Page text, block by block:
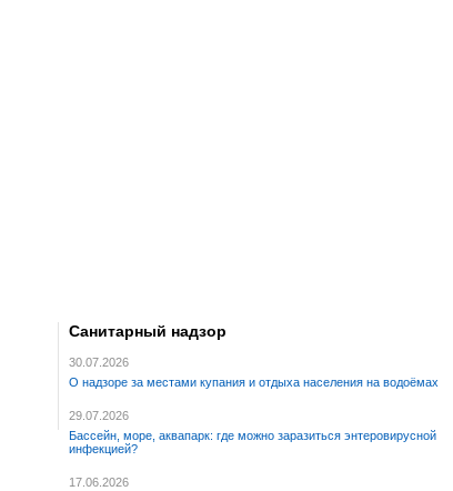
Санитарный надзор
30.07.2026
О надзоре за местами купания и отдыха населения на водоёмах
29.07.2026
Бассейн, море, аквапарк: где можно заразиться энтеровирусной
инфекцией?
17.06.2026